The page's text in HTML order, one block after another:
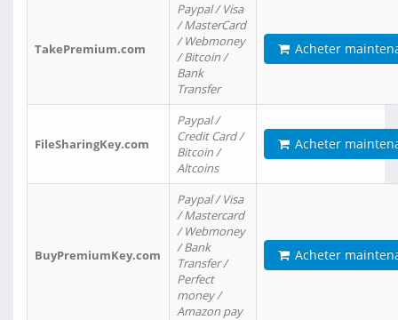
TakePremium.com
Paypal / Visa
/ MasterCard
/ Webmoney
/ Bitcoin /
Bank
Transfer
Acheter
FileSharingKey.com
Paypal /
Credit Card /
Bitcoin /
Altcoins
Acheter
BuyPremiumKey.com
Paypal / Visa
/ Mastercard
/ Webmoney
/ Bank
Transfer /
Perfect
money /
Amazon pay
Acheter